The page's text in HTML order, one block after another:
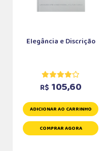
Elegância e Discrição
R$ 105,60
ADICIONAR AO CARRINHO
COMPRAR AGORA